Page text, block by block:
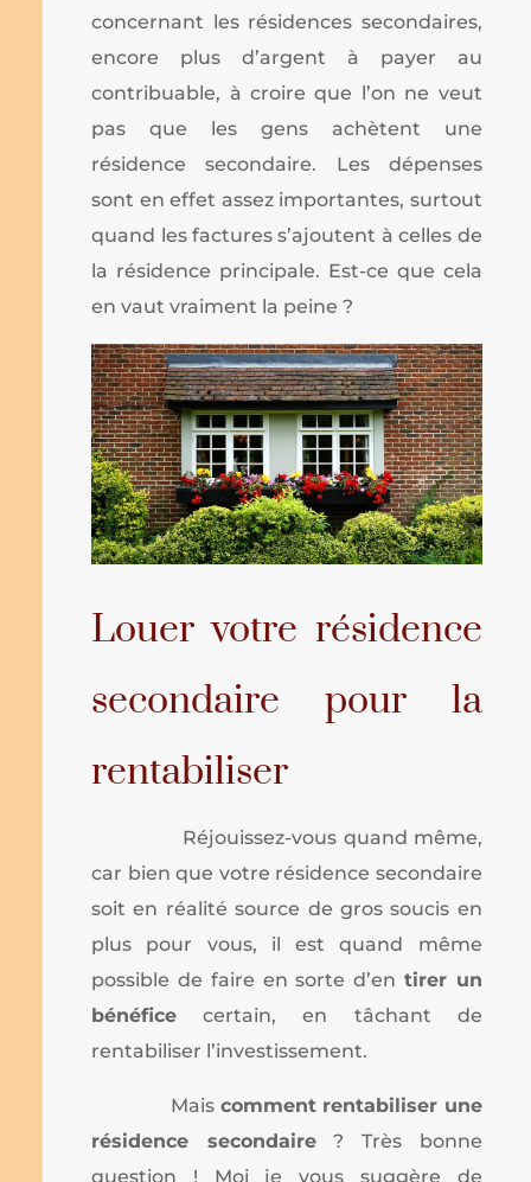
concernant les résidences secondaires,
encore plus d’argent à payer au
contribuable, à croire que l’on ne veut
pas que les gens achètent une
résidence secondaire. Les dépenses
sont en effet assez importantes, surtout
quand les factures s’ajoutent à celles de
la résidence principale. Est-ce que cela
en vaut vraiment la peine ?
Louer votre résidence
secondaire pour la
rentabiliser
Réjouissez-vous quand même,
car bien que votre résidence secondaire
soit en réalité source de gros soucis en
plus pour vous, il est quand même
possible de faire en sorte d’en tirer un
bénéfice certain, en tâchant de
rentabiliser l’investissement.
Mais comment rentabiliser une
résidence secondaire? Très bonne
question ! Moi je vous suggère de